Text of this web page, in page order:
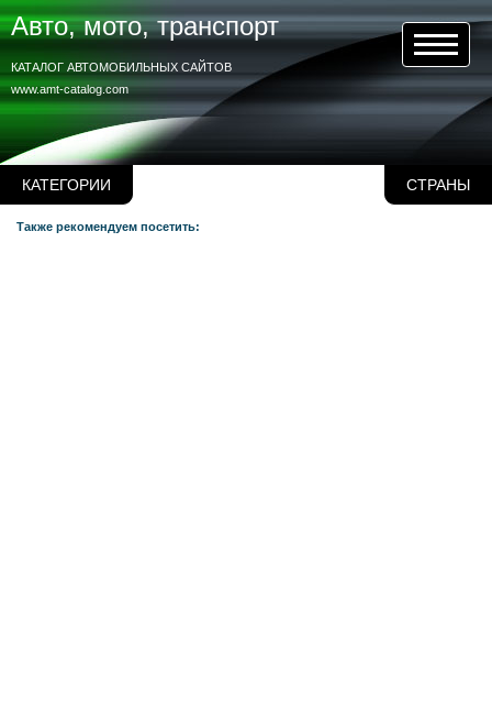
КАТЕГОРИИ СТРАНЫ
Авто, мото, транспорт
www.amt-catalog.com
КАТАЛОГ АВТОМОБИЛЬНЫХ САЙТОВ
Также рекомендуем посетить: